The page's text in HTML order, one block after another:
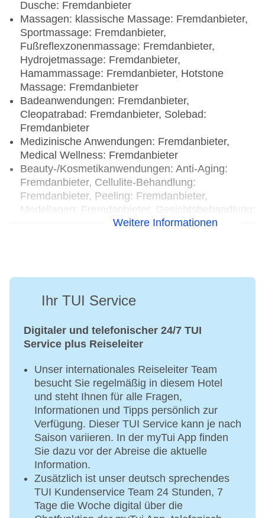
Dusche: Fremdanbieter
Massagen: klassische Massage: Fremdanbieter,
Sportmassage: Fremdanbieter,
Fußreflexzonenmassage: Fremdanbieter,
Hydrojetmassage: Fremdanbieter,
Hamammassage: Fremdanbieter, Hotstone
Massage: Fremdanbieter
Badeanwendungen: Fremdanbieter,
Cleopatrabad: Fremdanbieter, Solebad:
Fremdanbieter
Medizinische Anwendungen: Fremdanbieter,
Medical Wellness: Fremdanbieter
Beauty-/Kosmetikanwendungen: Anti-Aging:
Fremdanbieter, Cellulite-Behandlung:
Fremdanbieter, Peeling: Fremdanbieter,
Modellagen: Fremdanbieter, Gesichtsbehandlung:
Fremdanbieter, Maniküre: Fremdanbieter,
Weitere Informationen
Ihr TUI Service
Digitaler und telefonischer 24/7 TUI
Service plus Reiseleiter
Unser internationales Reiseleiter Team
besucht Sie regelmäßig in diesem Hotel
und steht Ihnen für alle Fragen,
Informationen und Tipps persönlich zur
Verfügung. Dieser TUI Service kann je nach
Saison variieren. In der myTui App finden
Sie dazu vor der Abreise die aktuelle
Information.
Zusätzlich ist unser deutsch sprechendes
TUI Kundenservice Team 24 Stunden, 7
Tage die Woche digital über die